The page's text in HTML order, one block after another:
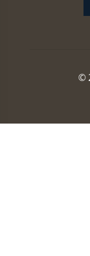
©